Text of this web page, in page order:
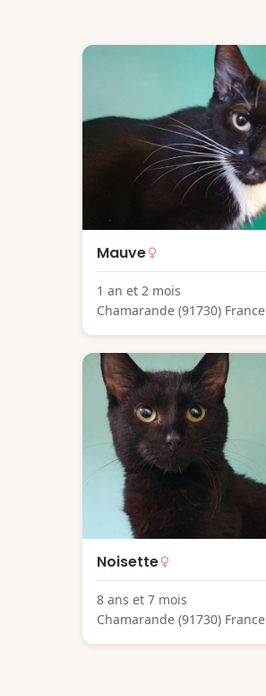
Mauve
1 an et 2 mois
Chamarande (91730) France
Noisette
8 ans et 7 mois
Chamarande (91730) France